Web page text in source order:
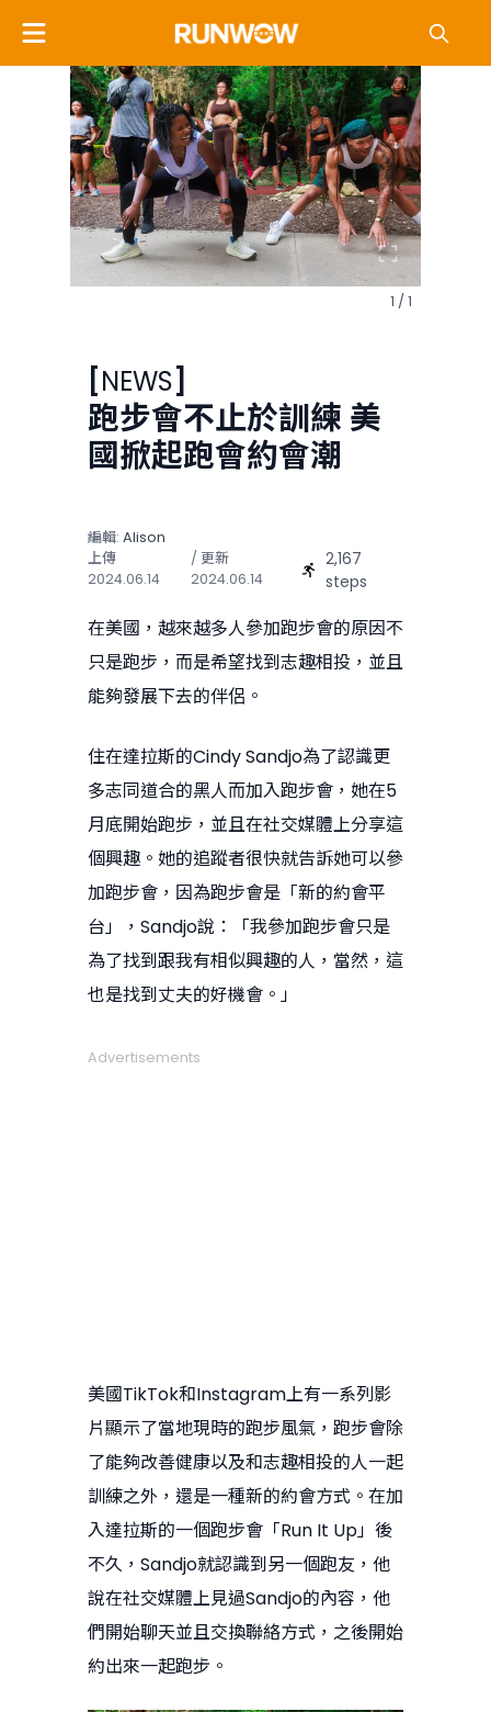
1 / 1
[NEWS]
跑步會不止於訓練 美
國掀起跑會約會潮
編輯: Alison
上傳
2024.06.14
/ 更新
2024.06.14
2,167
steps
在美國，越來越多人參加跑步會的原因不
只是跑步，而是希望找到志趣相投，並且
能夠發展下去的伴侶。
住在達拉斯的Cindy Sandjo為了認識更
多志同道合的黑人而加入跑步會，她在5
月底開始跑步，並且在社交媒體上分享這
個興趣。她的追蹤者很快就告訴她可以參
加跑步會，因為跑步會是「新的約會平
台」，Sandjo說：「我參加跑步會只是
為了找到跟我有相似興趣的人，當然，這
也是找到丈夫的好機會。」
Advertisements
美國TikTok和Instagram上有一系列影
片顯示了當地現時的跑步風氣，跑步會除
了能夠改善健康以及和志趣相投的人一起
訓練之外，還是一種新的約會方式。在加
入達拉斯的一個跑步會「Run It Up」後
不久，Sandjo就認識到另一個跑友，他
說在社交媒體上見過Sandjo的內容，他
們開始聊天並且交換聯絡方式，之後開始
約出來一起跑步。